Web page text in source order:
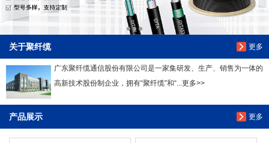
更多
关于聚纤缆
广东聚纤缆通信股份有限公司是一家集研发、生产、销售为一体的
高新技术股份制企业，拥有“聚纤缆”和“...更多>>
更多
产品展示